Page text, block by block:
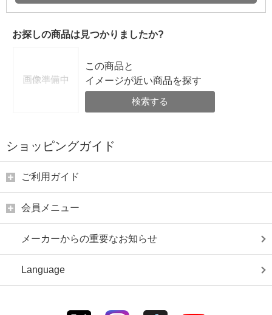
お探しの商品は見つかりましたか?
この商品と
イメージが近い商品を探す
検索する
ショッピングガイド
ご利用ガイド
会員メニュー
メーカーからの重要なお知らせ
Language